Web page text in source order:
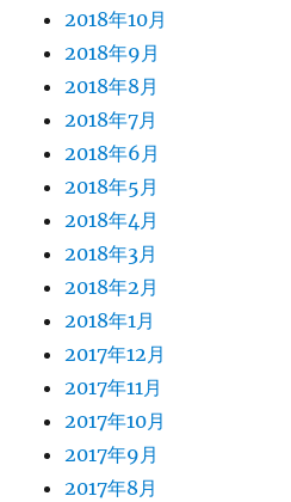
2018年10月
2018年9月
2018年8月
2018年7月
2018年6月
2018年5月
2018年4月
2018年3月
2018年2月
2018年1月
2017年12月
2017年11月
2017年10月
2017年9月
2017年8月